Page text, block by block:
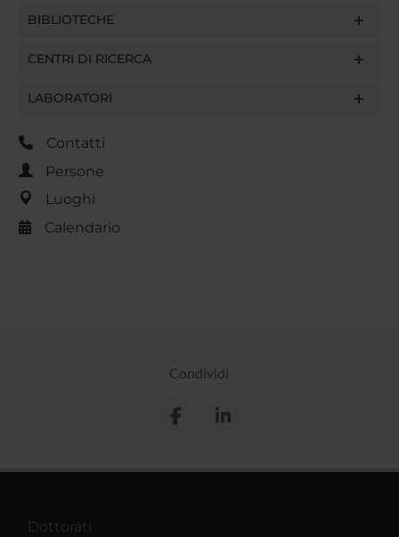
BIBLIOTECHE
CENTRI DI RICERCA
LABORATORI
Contatti
Persone
Luoghi
Calendario
Condividi
Dottorati